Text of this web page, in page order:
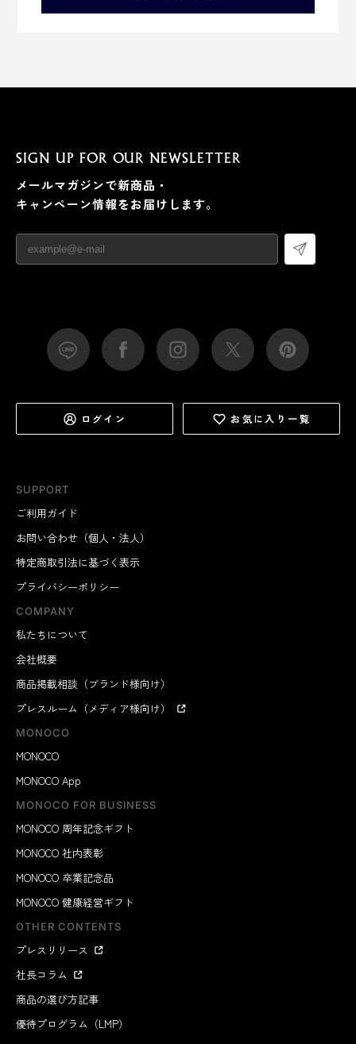
SUPPORT
ご利用ガイド
お問い合わせ（個人・法人）
特定商取引法に基づく表示
プライバシーポリシー
COMPANY
私たちについて
会社概要
商品掲載相談（ブランド様向け）
プレスルーム（メディア様向け）
MONOCO
MONOCO
MONOCO App
MONOCO FOR BUSINESS
MONOCO 周年記念ギフト
MONOCO 社内表彰
MONOCO 卒業記念品
MONOCO 健康経営ギフト
OTHER CONTENTS
プレスリリース
社長コラム
商品の選び方記事
優待プログラム（LMP）
SIGN UP FOR OUR NEWSLETTER
メールマガジンで新商品・
キャンペーン情報をお届けします。
ログイン お気に入り一覧